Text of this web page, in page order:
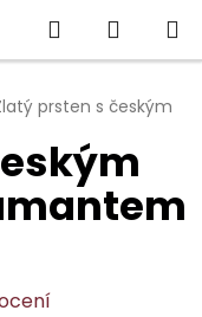
Hledat
KOŠÍK
prsten s českým